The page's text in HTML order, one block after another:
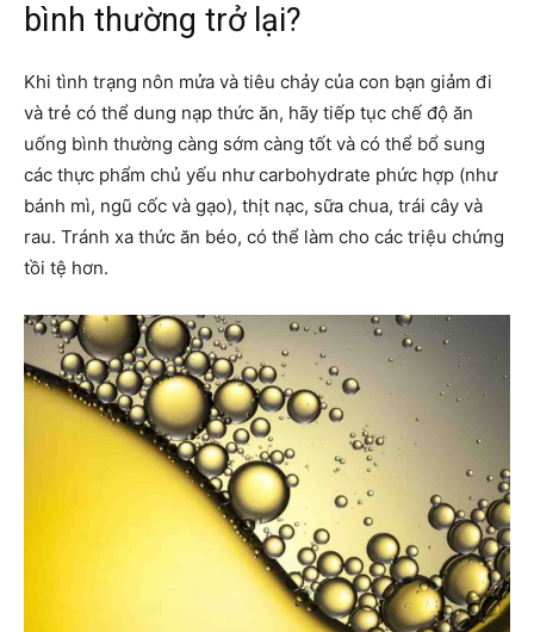
bình thường trở lại?
Khi tình trạng nôn mửa và tiêu chảy của con bạn giảm đi
và trẻ có thể dung nạp thức ăn, hãy tiếp tục chế độ ăn
uống bình thường càng sớm càng tốt và có thể bổ sung
các thực phẩm chủ yếu như carbohydrate phức hợp (như
bánh mì, ngũ cốc và gạo), thịt nạc, sữa chua, trái cây và
rau. Tránh xa thức ăn béo, có thể làm cho các triệu chứng
tồi tệ hơn.